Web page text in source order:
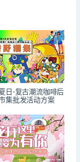
日-复古潮流咖啡后
集批发活动方案